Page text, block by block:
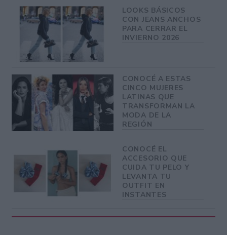
LOOKS BÁSICOS
CON JEANS ANCHOS
PARA CERRAR EL
INVIERNO 2026
CONOCÉ A ESTAS
CINCO MUJERES
LATINAS QUE
TRANSFORMAN LA
MODA DE LA
REGIÓN
CONOCÉ EL
ACCESORIO QUE
CUIDA TU PELO Y
LEVANTA TU
OUTFIT EN
INSTANTES